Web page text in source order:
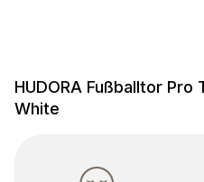
HUDORA Fußballtor
White